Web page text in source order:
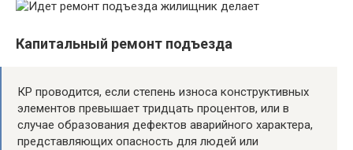
Капитальный ремонт подъезда
КР проводится, если степень износа конструктивных
элементов превышает тридцать процентов, или в
случае образования дефектов аварийного характера,
представляющих опасность для людей или